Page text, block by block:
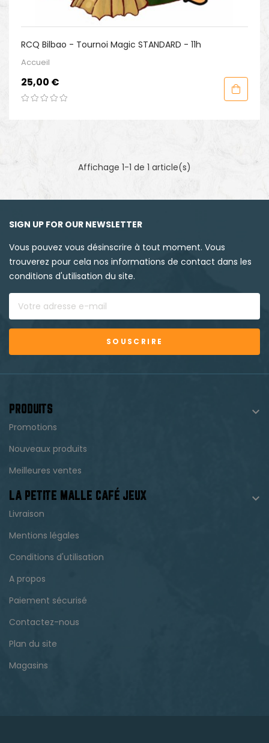
RCQ Bilbao - Tournoi Magic STANDARD - 11h
Accueil
Prix
25,00 €
Affichage 1-1 de 1 article(s)
SIGN UP FOR OUR NEWSLETTER
Vous pouvez vous désinscrire à tout moment. Vous
trouverez pour cela nos informations de contact dans les
conditions d'utilisation du site.
SOUSCRIRE
PRODUITS 
Promotions
Nouveaux produits
Meilleures ventes
LA PETITE MALLE CAFÉ JEUX 
Livraison
Mentions légales
Conditions d'utilisation
A propos
Paiement sécurisé
Contactez-nous
Plan du site
Magasins